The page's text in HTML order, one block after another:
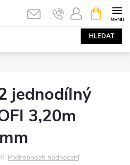
HLEDAT
NÁKUPNÍ
KOŠÍK
jednodílný
3,20m
Podrobnosti hodnocení